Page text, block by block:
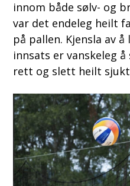
innom både sølv- og
var det endeleg heilt
på pallen. Kjensla av
innsats er vanskeleg
rett og slett heilt